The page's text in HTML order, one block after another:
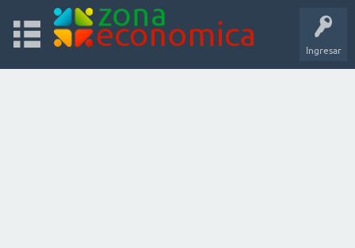
Ingresar